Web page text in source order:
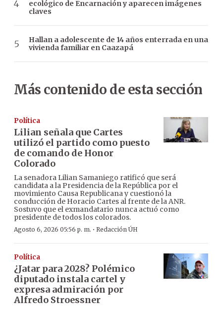
ecológico de Encarnación y aparecen imágenes
claves
Hallan a adolescente de 14 años enterrada en una
vivienda familiar en Caazapá
Más contenido de esta sección
Política
Lilian señala que Cartes
utilizó el partido como puesto
de comando de Honor
Colorado
La senadora Lilian Samaniego ratificó que será
candidata a la Presidencia de la República por el
movimiento Causa Republicana y cuestionó la
conducción de Horacio Cartes al frente de la ANR.
Sostuvo que el exmandatario nunca actuó como
presidente de todos los colorados.
Agosto 6, 2026 05:56 p. m. · Redacción ÚH
Política
¿Jatar para 2028? Polémico
diputado instala cartel y
expresa admiración por
Alfredo Stroessner